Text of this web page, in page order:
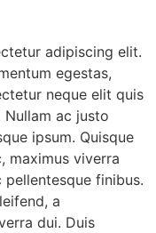
adipiscing elit.
egestas,
neque elit quis
Nullam ac justo
ipsum. Quisque
maximus viverra
pellentesque finibus.
a
dui. Duis